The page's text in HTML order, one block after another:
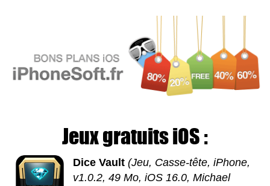
Jeux gratuits iOS :
Dice Vault (Jeu, Casse-tête, iPhone,
v1.0.2, 49 Mo, iOS 16.0, Michael